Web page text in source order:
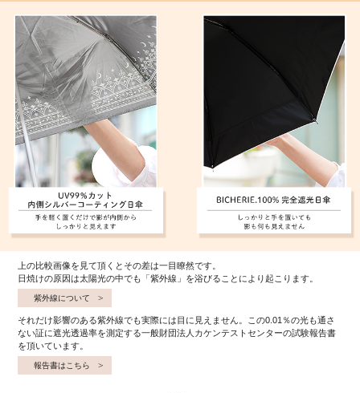
上の比較画像を見て頂くとその差は一目瞭然です。
日焼けの原因は太陽光の中でも「紫外線」を浴びることにより起こります。
紫外線について
それだけ影響のある紫外線でも実際には目に見えません。この0.01％の光も通さ
ない証に遮光透過率を測定する一般財団法人カケンテストセンターの試験報告書
を頂いています。
報告書はこちら